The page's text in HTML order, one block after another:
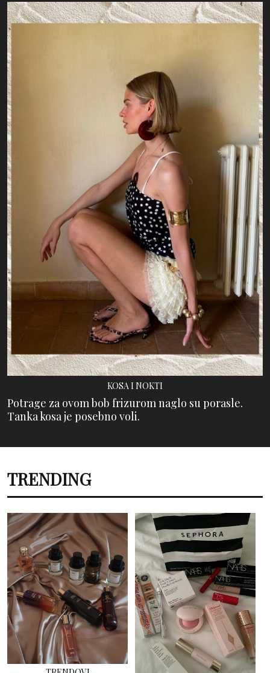
KOSA I NOKTI
Potrage za ovom bob frizurom naglo su porasle.
Tanka kosa je posebno voli.
TRENDING
LJEPOTA